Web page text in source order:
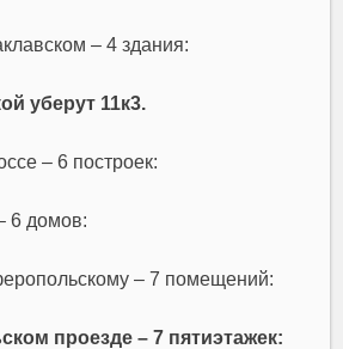
– 4 здания:
уберут 11к3.
– 6 построек:
6 домов:
– 7 помещений:
проезде – 7 пятиэтажек: